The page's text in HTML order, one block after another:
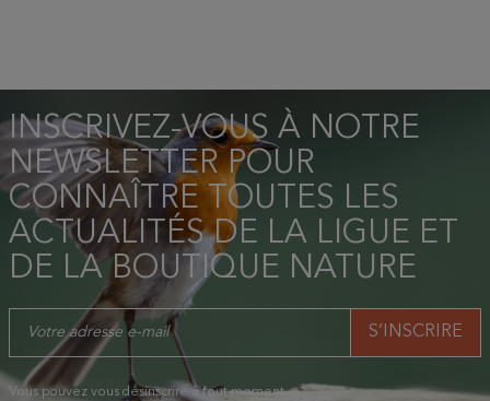
INSCRIVEZ-VOUS À NOTRE
NEWSLETTER POUR
CONNAÎTRE TOUTES LES
ACTUALITÉS DE LA LIGUE ET
DE LA BOUTIQUE NATURE
Vous pouvez vous désinscrire à tout moment.